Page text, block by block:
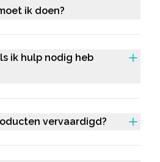
ik doen?
ik hulp nodig heb
vervaardigd?